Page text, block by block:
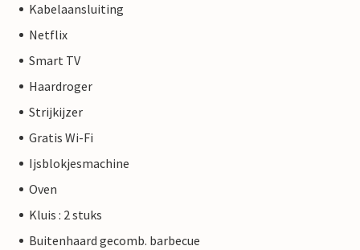
Kabelaansluiting
Netflix
Smart TV
Haardroger
Strijkijzer
Gratis Wi-Fi
Ijsblokjesmachine
Oven
Kluis : 2 stuks
Buitenhaard gecomb. barbecue